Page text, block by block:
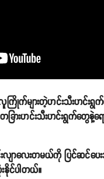
ကြိုက်များတဲ့ဟင်းသီးဟင်းရွ
တခြားဟင်းသီးဟင်းရွက်တွေနဲ့
လျာလေးတမယ်ကို ပြင်ဆင်ပေ
နိုင်ပါတယ်။